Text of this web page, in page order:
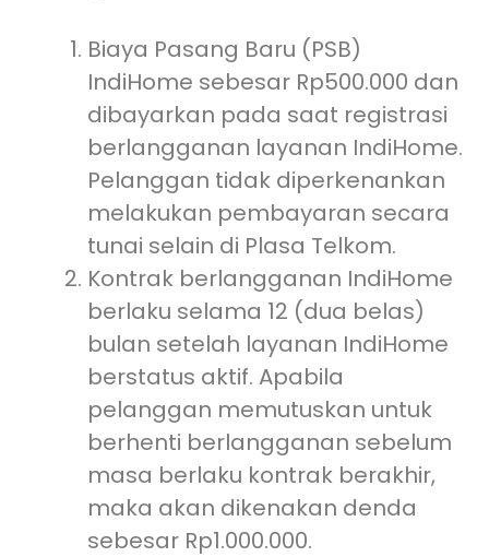
Biaya Pasang Baru (PSB)
IndiHome sebesar Rp500.000 dan
dibayarkan pada saat registrasi
berlangganan layanan IndiHome.
Pelanggan tidak diperkenankan
melakukan pembayaran secara
tunai selain di Plasa Telkom.
Kontrak berlangganan IndiHome
berlaku selama 12 (dua belas)
bulan setelah layanan IndiHome
berstatus aktif. Apabila
pelanggan memutuskan untuk
berhenti berlangganan sebelum
masa berlaku kontrak berakhir,
maka akan dikenakan denda
sebesar Rp1.000.000.